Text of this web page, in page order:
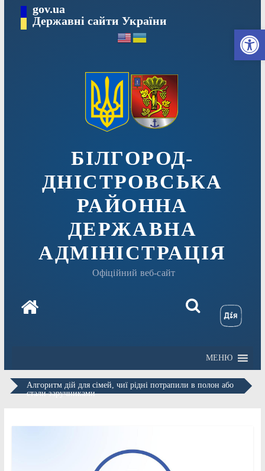
вмісту
gov.ua
Державні сайти України
БІЛГОРОД-
ДНІСТРОВСЬКА
РАЙОННА
ДЕРЖАВНА
АДМІНІСТРАЦІЯ
Офіційний веб-сайт
МЕНЮ
Алгоритм дій для сімей, чиї рідні потрапили в полон або
стали заручниками